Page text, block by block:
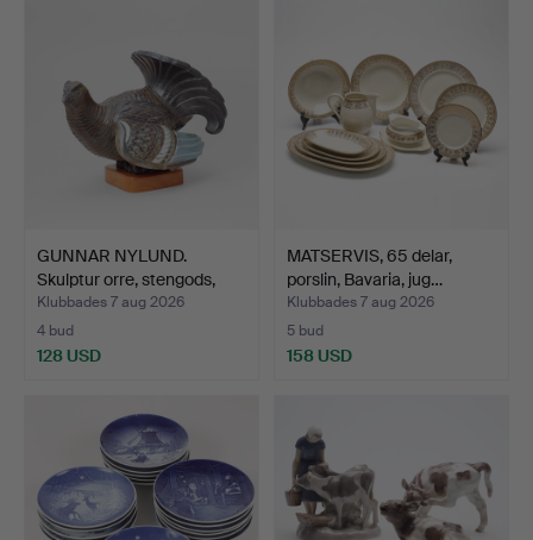
GUNNAR NYLUND.
Skulptur orre, stengods,
Rö…
Klubbades 7 aug 2026
4 bud
128 USD
MATSERVIS, 65 delar,
porslin, Bavaria, jug…
Klubbades 7 aug 2026
5 bud
158 USD